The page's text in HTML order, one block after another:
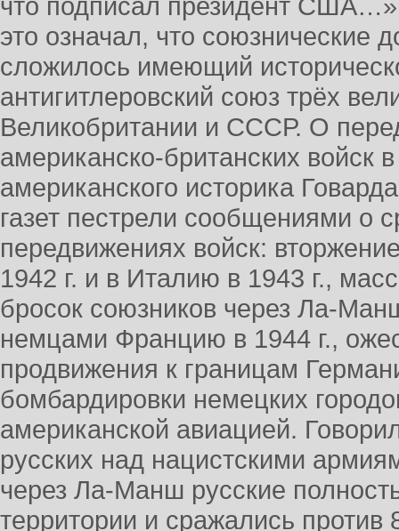
что подписал президент
это означал, что союзнические
сложилось имеющий
антигитлеровский союз трёх
Великобритании и СССР. О
американско-британских войск
американского историка
газет пестрели сообщениями о
передвижениях войск:
1942 г. и в Италию в 1943 г.,
бросок союзников через Ла-
немцами Францию в 1944 г.,
продвижения к границам
бомбардировки немецких
американской авиацией.
русских над нацистскими
через Ла-Манш русские
территории и сражались